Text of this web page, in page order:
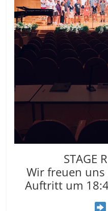
STAGE
Wir freuen uns
Auftritt um